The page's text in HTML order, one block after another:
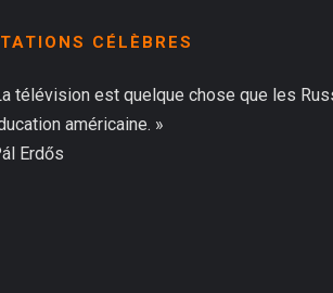
CÉLÈBRES
télévision est quelque chose que les
américaine. »
Erdős